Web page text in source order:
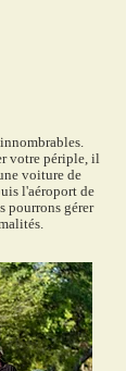
votre périple, il
voiture de
l'aéroport de
pourrons gérer